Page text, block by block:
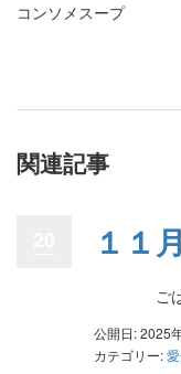
コンソメスープ
関連記事
１１
ごはん
公開日: 2025
カテゴリー: